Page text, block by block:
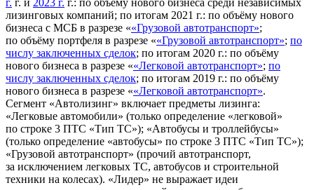
г. г. и 2023 г. г.: по объёму нового бизнеса среди независимых
лизинговых компаний; по итогам 2021 г.: по объёму нового
бизнеса с МСБ в разрезе ««Грузовой автотранспорт»;
по объёму портфеля в разрезе ««Грузовой автотранспорт»; по
числу заключенных сделок; по итогам 2020 г.: по объёму
нового бизнеса в разрезе ««Легковой автотранспорт»; по
числу заключенных сделок; по итогам 2019 г.: по объёму
нового бизнеса в разрезе ««Легковой автотранспорт».
Сегмент «Автолизинг» включает предметы лизинга:
«Легковые автомобили» (только определение «легковой»
по строке 3 ПТС «Тип ТС»); «Автобусы и троллейбусы»
(только определение «автобусы» по строке 3 ПТС «Тип ТС»);
«Грузовой автотранспорт» (прочий автотранспорт,
за исключением легковых ТС, автобусов и строительной
техники на колесах). «Лидер» не выражает идеи